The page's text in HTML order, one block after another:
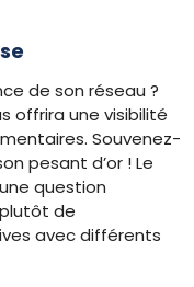
de son réseau ?
offrira une visibilité
Souvenez-
pesant d’or ! Le
question
de
avec différents